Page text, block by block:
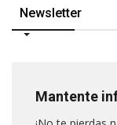
Newsletter
Mantente